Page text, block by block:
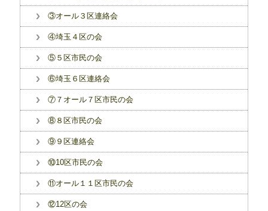
③オール３区連絡会
④埼玉４区の会
⑤５区市民の会
⑥埼玉６区連絡会
⑦７オール７区市民の会
⑧８区市民の会
⑨９区連絡会
⑩10区市民の会
⑪オール１１区市民の会
⑫12区の会